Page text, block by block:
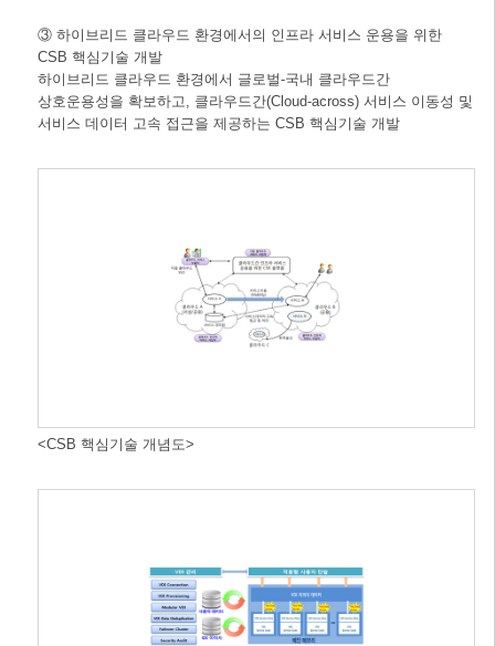
③ 하이브리드 클라우드 환경에서의 인프라 서비스 운용을 위한
CSB 핵심기술 개발
하이브리드 클라우드 환경에서 글로벌-국내 클라우드간
상호운용성을 확보하고, 클라우드간(Cloud-across) 서비스 이동성 및
서비스 데이터 고속 접근을 제공하는 CSB 핵심기술 개발
<CSB 핵심기술 개념도>